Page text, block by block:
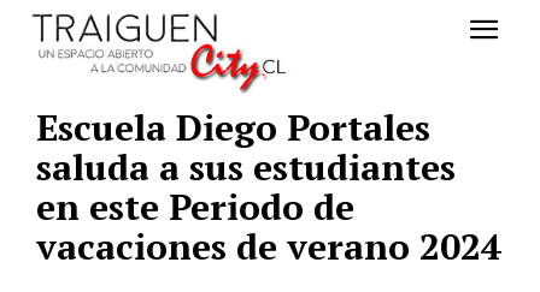
Escuela Diego Portales
saluda a sus estudiantes
en este Periodo de
vacaciones de verano 2024